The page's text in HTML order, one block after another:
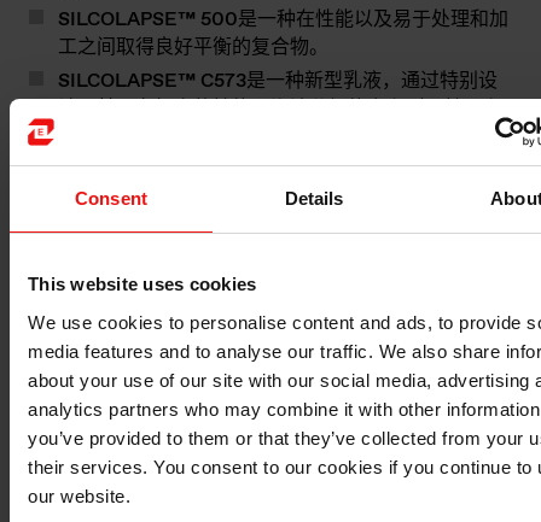
Consent Details
This website uses cookies
We use cookies to personalise content and ads, to provide
media features and to analyse our traffic. We also share
about your use of our site with our social media, advertising
analytics partners who may combine it with other
you’ve provided to them or that they’ve collected from your
their services. You consent to our cookies if you continue to
our website.
SILCOLAPSE™ 500是一种在性能以及易于处理和加
工之间取得良好平衡的复合物。
SILCOLAPSE™ C573是一种新型乳液，通过特别设
BLUESIL™ FLD 47是一种PDMS（聚二甲基硅氧
烷）液体消泡剂，用于增强消泡性能。
BLUESIL™ SP 3304是一种表面活性剂，可在乳化系
染或高浓度曝气的水性或非水性体系中有效消泡。
上述列表是我们的SILCOLAPSE™和BLUESIL™供应产
品的一部分。我们还供应许多其他产品，包括某些以
BLUESIL™品牌销售的添加剂和补充产品，可能是在某
些区域内供应或应用于不同的纸浆和纸品领域。有关更多
信息，您可以联系您所在地区的我们的代表或在此页面上
索取更多文档。